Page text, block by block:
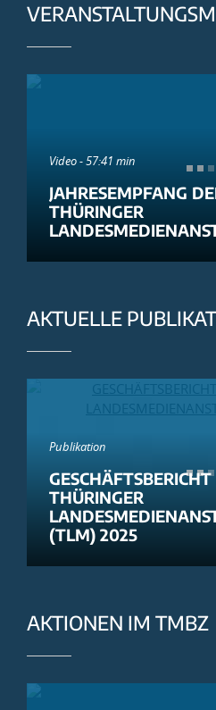
Video - 57:41 min
JAHRESEMPFANG
THÜRINGER
AKTUELLE
Publikation
THÜRINGER
(TLM) 2025
AKTIONEN IM TMBZ